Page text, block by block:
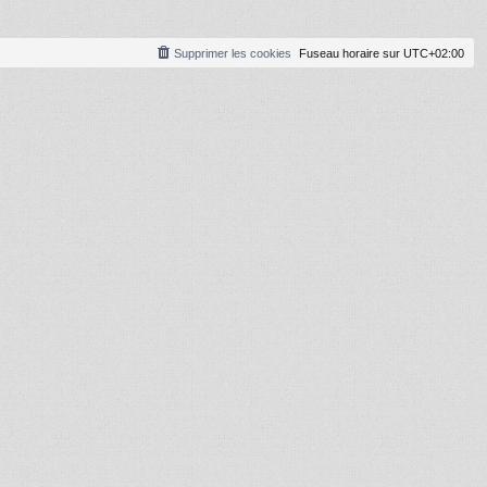
Fuseau horaire sur UTC+02:00
Supprimer les cookies